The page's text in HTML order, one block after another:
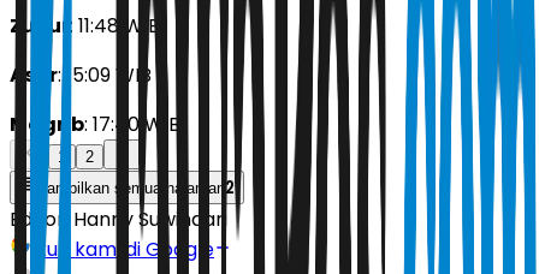
Zuhur : 11:48 WIB
Asar: 15:09 WIB
Magrib: 17:40 WIB
1
2
Tampilkan semua halaman 2
Editor: Hanny Suwindari
Ikuti kami di Google